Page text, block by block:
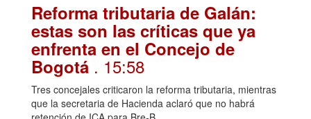
Reforma tributaria de Galán:
estas son las críticas que ya
enfrenta en el Concejo de
Bogotá . 15:58
Tres concejales criticaron la reforma tributaria, mientras
que la secretaria de Hacienda aclaró que no habrá